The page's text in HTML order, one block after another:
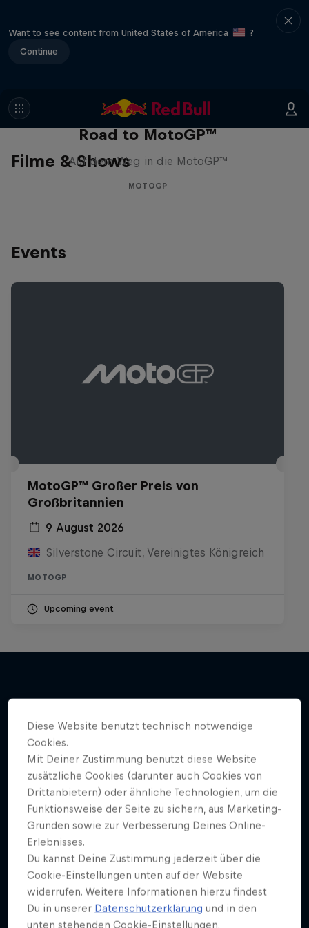
Want to see content from United States of America
?
Continue
Filme & Shows
Road to MotoGP™
Auf dem Weg in die MotoGP™
MOTOGP
Events
MotoGP™ Großer Preis von
Großbritannien
9 August 2026
Silverstone Circuit, Vereinigtes Königreich
MOTOGP
Upcoming event
Diese Website benutzt technisch notwendige
Cookies.
Mit Deiner Zustimmung benutzt diese Website
zusätzliche Cookies (darunter auch Cookies von
Drittanbietern) oder ähnliche Technologien, um die
Funktionsweise der Seite zu sichern, aus Marketing-
Gründen sowie zur Verbesserung Deines Online-
Erlebnisses.
Du kannst Deine Zustimmung jederzeit über die
Cookie-Einstellungen unten auf der Website
widerrufen. Weitere Informationen hierzu findest
Du in unserer Datenschutzerklärung und in den
unten stehenden Cookie-Einstellungen.